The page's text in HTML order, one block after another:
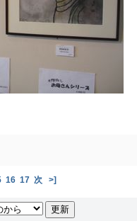
16 17 次 >]